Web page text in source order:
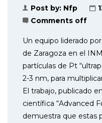
Post by: Nfp
Comments off
Un equipo liderado
de Zaragoza en el
partículas de Pt
2-3 nm, para
El trabajo, publicado
científica “Advanced
demuestra que estas